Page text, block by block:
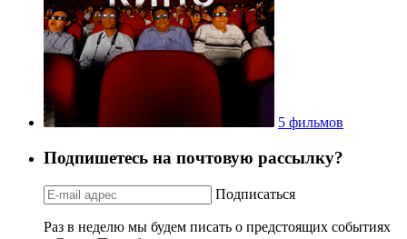
5 фильмов
Подпишетесь на почтовую рассылку?
Подписаться
Раз в неделю мы будем писать о предстоящих событиях